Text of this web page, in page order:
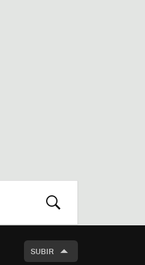
BUSCAR
SUBIR